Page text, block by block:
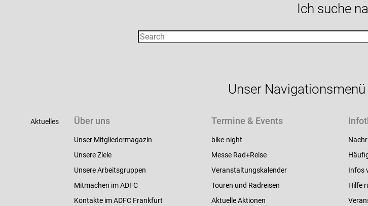
Ich suche
Unser
Aktuelles Über uns
Unser Mitgliedermagazin
Unsere Ziele
Unsere Arbeitsgruppen
Mitmachen im ADFC
Kontakte im ADFC Frankfurt
Termine & Events
bike-night
Messe Rad+Reise
Veranstaltungskalender
Touren und Radreisen
Aktuelle Aktionen
Infos
Hilfe